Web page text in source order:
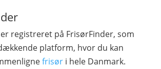
er registreret på FrisørFinder, som
platform, hvor du kan
frisøri hele Danmark.